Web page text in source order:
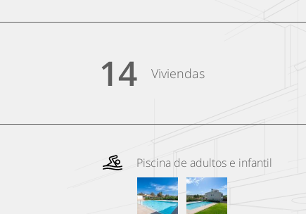
Viviendas
14
Piscina de adultos e infantil